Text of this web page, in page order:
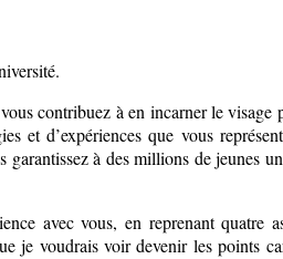
contribuez à en incarner le visage
et d’expériences que vous
à des millions de jeunes
avec vous, en reprenant quatre
je voudrais voir devenir les points